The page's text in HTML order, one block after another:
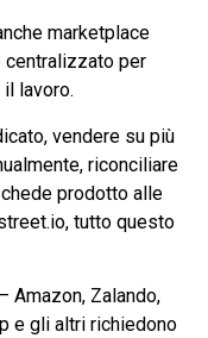
marketplace
centralizzato per
lavoro.
vendere su più
riconciliare
prodotto alle
, tutto questo
Amazon, Zalando,
e gli altri richiedono